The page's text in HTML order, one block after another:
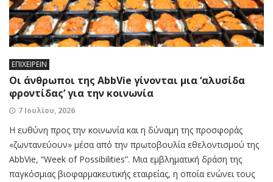
ΕΠΙΧΕΙΡΕΙΝ
Οι άνθρωποι της AbbVie γίνονται μια ‘αλυσίδα
φροντίδας’ για την κοινωνία
7 Ιουλίου, 2026
Η ευθύνη προς την κοινωνία και η δύναμη της προσφοράς
«ζωντανεύουν» μέσα από την πρωτοβουλία εθελοντισμού της
AbbVie, “Week of Possibilities”. Μια εμβληματική δράση της
παγκόσμιας βιοφαρμακευτικής εταιρείας, η οποία ενώνει τους